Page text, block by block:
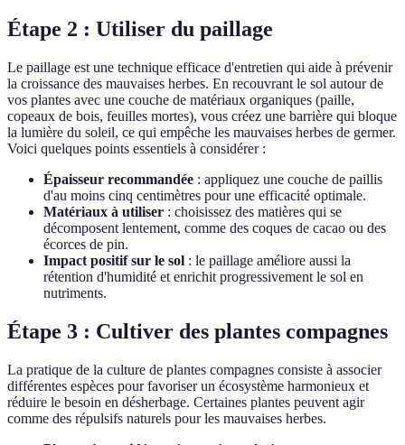
Étape 2 : Utiliser du paillage
Le paillage est une technique efficace d'entretien qui aide à prévenir
la croissance des mauvaises herbes. En recouvrant le sol autour de
vos plantes avec une couche de matériaux organiques (paille,
copeaux de bois, feuilles mortes), vous créez une barrière qui bloque
la lumière du soleil, ce qui empêche les mauvaises herbes de germer.
Voici quelques points essentiels à considérer :
Épaisseur recommandée : appliquez une couche de paillis
d'au moins cinq centimètres pour une efficacité optimale.
Matériaux à utiliser : choisissez des matières qui se
décomposent lentement, comme des coques de cacao ou des
écorces de pin.
Impact positif sur le sol : le paillage améliore aussi la
rétention d'humidité et enrichit progressivement le sol en
nutriments.
Étape 3 : Cultiver des plantes compagnes
La pratique de la culture de plantes compagnes consiste à associer
différentes espèces pour favoriser un écosystème harmonieux et
réduire le besoin en désherbage. Certaines plantes peuvent agir
comme des répulsifs naturels pour les mauvaises herbes.